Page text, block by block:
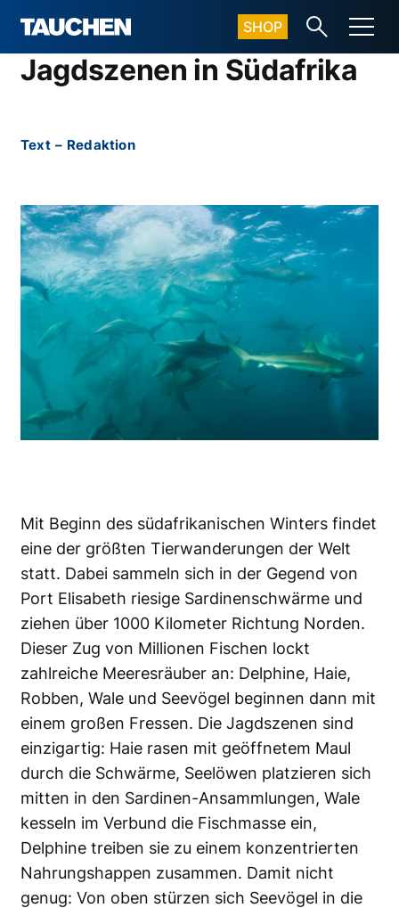
SHOP
Jagdszenen in Südafrika
Text – Redaktion
Mit Beginn des südafrikanischen Winters findet
eine der größten Tierwanderungen der Welt
statt. Dabei sammeln sich in der Gegend von
Port Elisabeth riesige Sardinenschwärme und
ziehen über 1000 Kilometer Richtung Norden.
Dieser Zug von Millionen Fischen lockt
zahlreiche Meeresräuber an: Delphine, Haie,
Robben, Wale und Seevögel beginnen dann mit
einem großen Fressen. Die Jagdszenen sind
einzigartig: Haie rasen mit geöffnetem Maul
durch die Schwärme, Seelöwen platzieren sich
mitten in den Sardinen-Ansammlungen, Wale
kesseln im Verbund die Fischmasse ein,
Delphine treiben sie zu einem konzentrierten
Nahrungshappen zusammen. Damit nicht
genug: Von oben stürzen sich Seevögel in die